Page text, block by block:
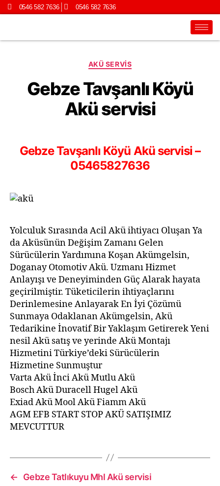
0546 582 7636 0546 582 7636
AKÜ SERVIS
Gebze Tavşanlı Köyü
Akü servisi
Gebze Tavşanlı Köyü Akü servisi –
05465827636
Yolculuk Sırasında Acil Akü ihtiyacı Oluşan Ya
da Aküsünün Değişim Zamanı Gelen
Sürücülerin Yardımına Koşan Akümgelsin,
Doganay Otomotiv Akü. Uzmanı Hizmet
Anlayışı ve Deneyiminden Güç Alarak hayata
geçirilmiştir. Tüketicilerin ihtiyaçlarını
Derinlemesine Anlayarak En İyi Çözümü
Sunmaya Odaklanan Akümgelsin, Akü
Tedarikine İnovatif Bir Yaklaşım Getirerek Yeni
nesil Akü satış ve yerinde Akü Montajı
Hizmetini Türkiye’deki Sürücülerin
Hizmetine Sunmuştur
Varta Akü İnci Akü Mutlu Akü
Bosch Akü Duracell Hugel Akü
Exiad Akü Mool Akü Fiamm Akü
AGM EFB START STOP AKÜ SATIŞIMIZ
MEVCUTTUR
←
Gebze Tatlıkuyu Mhl Akü servisi